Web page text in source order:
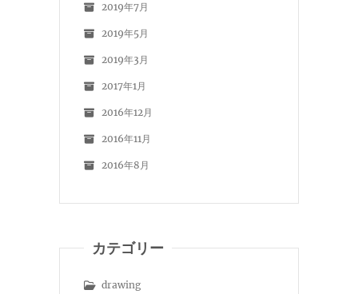
2019年7月
2019年5月
2019年3月
2017年1月
2016年12月
2016年11月
2016年8月
カテゴリー
drawing